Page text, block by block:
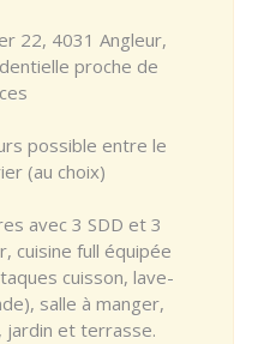
22, 4031 Angleur,
proche de
possible entre le
(au choix)
avec 3 SDD et 3
cuisine full équipée
cuisson, lave-
salle à manger,
jardin et terrasse.